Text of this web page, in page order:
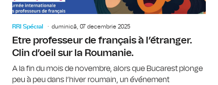
RRI Spécial duminică, 07 decembrie 2025
Etre professeur de français à l’étranger.
Clin d’oeil sur la Roumanie.
A la fin du mois de novembre, alors que Bucarest plonge
peu à peu dans l’hiver roumain, un événement